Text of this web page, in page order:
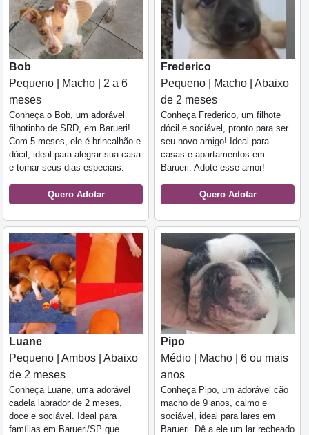
Bob
Pequeno | Macho | 2 a 6
meses
Conheça o Bob, um adorável
filhotinho de SRD, em Barueri!
Com 5 meses, ele é brincalhão e
dócil, ideal para alegrar sua casa
e tornar seus dias especiais.
Quero Adotar
Frederico
Pequeno | Macho | Abaixo
de 2 meses
Conheça Frederico, um filhote
dócil e sociável, pronto para ser
seu novo amigo! Ideal para
casas e apartamentos em
Barueri. Adote esse amor!
Quero Adotar
Luane
Pequeno | Ambos | Abaixo
de 2 meses
Conheça Luane, uma adorável
cadela labrador de 2 meses,
doce e sociável. Ideal para
famílias em Barueri/SP que
Pipo
Médio | Macho | 6 ou mais
anos
Conheça Pipo, um adorável cão
macho de 9 anos, calmo e
sociável, ideal para lares em
Barueri. Dê a ele um lar recheado